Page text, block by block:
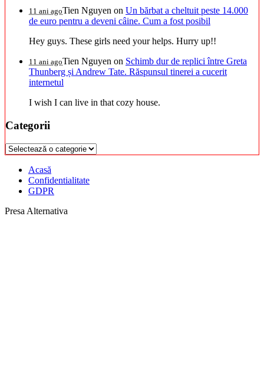
11 ani agoTien Nguyen on Un bărbat a cheltuit peste 14.000
de euro pentru a deveni câine. Cum a fost posibil
Hey guys. These girls need your helps. Hurry up!!
11 ani agoTien Nguyen on Schimb dur de replici între Greta
Thunberg și Andrew Tate. Răspunsul tinerei a cucerit
internetul
I wish I can live in that cozy house.
Categorii
Categorii
Acasă
Confidentialitate
GDPR
Presa Alternativa